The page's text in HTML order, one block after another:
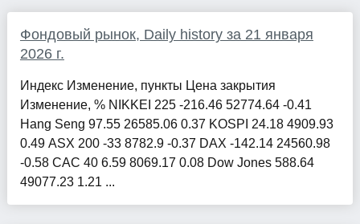
Фондовый рынок, Daily history за 21 января
2026 г.
Индекс Изменение, пункты Цена закрытия
Изменение, % NIKKEI 225 -216.46 52774.64 -0.41
Hang Seng 97.55 26585.06 0.37 KOSPI 24.18 4909.93
0.49 ASX 200 -33 8782.9 -0.37 DAX -142.14 24560.98
-0.58 CAC 40 6.59 8069.17 0.08 Dow Jones 588.64
49077.23 1.21 ...